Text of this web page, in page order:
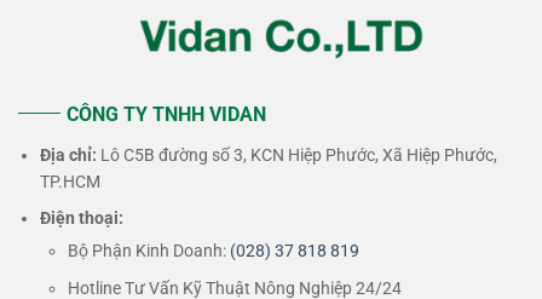
CÔNG TY TNHH VIDAN
Địa chỉ: Lô C5B đường số 3, KCN Hiệp Phước, Xã Hiệp Phước,
TP.HCM
Điện thoại:
Bộ Phận Kinh Doanh: (028) 37 818 819
Hotline Tư Vấn Kỹ Thuật Nông Nghiệp 24/24